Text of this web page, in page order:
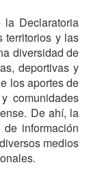
Declaratoria
territorios y las
diversidad de
deportivas y
los aportes de
comunidades
De ahí, la
información
medios